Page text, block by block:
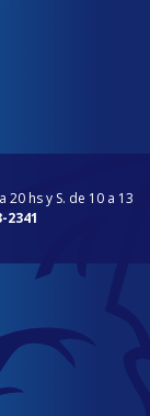
20 hs y S. de 10 a 13
2341